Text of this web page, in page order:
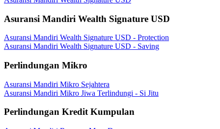
Asuransi Mandiri Wealth Signature USD
Asuransi Mandiri Wealth Signature USD - Protection
Asuransi Mandiri Wealth Signature USD - Saving
Perlindungan Mikro
Asuransi Mandiri Mikro Sejahtera
Asuransi Mandiri Mikro Jiwa Terlindungi - Si Jitu
Perlindungan Kredit Kumpulan